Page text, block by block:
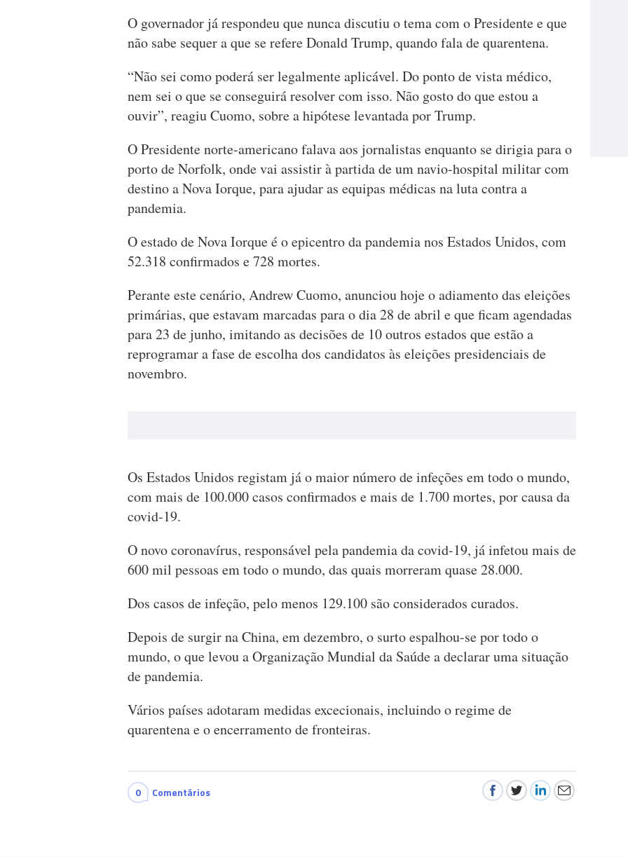
O governador já respondeu que nunca discutiu o tema com o Presidente e que
não sabe sequer a que se refere Donald Trump, quando fala de quarentena.
“Não sei como poderá ser legalmente aplicável. Do ponto de vista médico,
nem sei o que se conseguirá resolver com isso. Não gosto do que estou a
ouvir”, reagiu Cuomo, sobre a hipótese levantada por Trump.
O Presidente norte-americano falava aos jornalistas enquanto se dirigia para o
porto de Norfolk, onde vai assistir à partida de um navio-hospital militar com
destino a Nova Iorque, para ajudar as equipas médicas na luta contra a
pandemia.
O estado de Nova Iorque é o epicentro da pandemia nos Estados Unidos, com
52.318 confirmados e 728 mortes.
Perante este cenário, Andrew Cuomo, anunciou hoje o adiamento das eleições
primárias, que estavam marcadas para o dia 28 de abril e que ficam agendadas
para 23 de junho, imitando as decisões de 10 outros estados que estão a
reprogramar a fase de escolha dos candidatos às eleições presidenciais de
novembro.
Os Estados Unidos registam já o maior número de infeções em todo o mundo,
com mais de 100.000 casos confirmados e mais de 1.700 mortes, por causa da
covid-19.
O novo coronavírus, responsável pela pandemia da covid-19, já infetou mais de
600 mil pessoas em todo o mundo, das quais morreram quase 28.000.
Dos casos de infeção, pelo menos 129.100 são considerados curados.
Depois de surgir na China, em dezembro, o surto espalhou-se por todo o
mundo, o que levou a Organização Mundial da Saúde a declarar uma situação
de pandemia.
Vários países adotaram medidas excecionais, incluindo o regime de
quarentena e o encerramento de fronteiras.
0 Comentários